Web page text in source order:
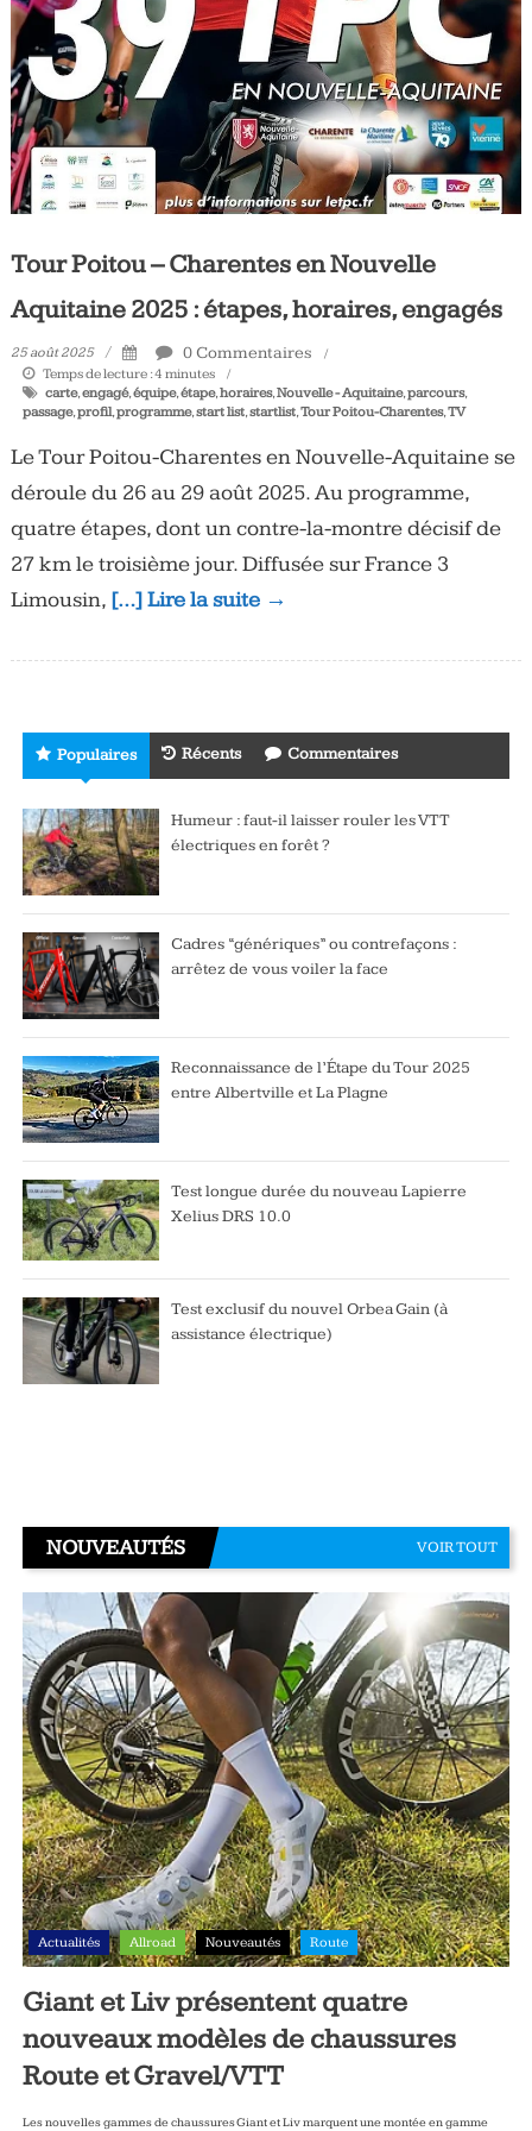
Tous
les
jours,
votre
actualité
vélo
et
triathlon
Tour Poitou – Charentes en Nouvelle
Aquitaine 2025 : étapes, horaires, engagés
25 août 2025 0 Commentaires
Temps de lecture :4 minutes
carte,engagé,équipe,étape,horaires,Nouvelle - Aquitaine,parcours,
passage,profil,programme,start list,startlist,Tour Poitou-Charentes,TV
Le Tour Poitou-Charentes en Nouvelle-Aquitaine se
déroule du 26 au 29 août 2025. Au programme,
quatre étapes, dont un contre-la-montre décisif de
27 km le troisième jour. Diffusée sur France 3
Limousin, […] Lire la suite →
Populaires Récents Commentaires
Humeur : faut-il laisser rouler les VTT
électriques en forêt ?
Cadres “génériques” ou contrefaçons :
arrêtez de vous voiler la face
Reconnaissance de l’Étape du Tour 2025
entre Albertville et La Plagne
Test longue durée du nouveau Lapierre
Xelius DRS 10.0
Test exclusif du nouvel Orbea Gain (à
assistance électrique)
NOUVEAUTÉS VOIR TOUT
Actualités Allroad Nouveautés Route
Giant et Liv présentent quatre
nouveaux modèles de chaussures
Route et Gravel/VTT
Les nouvelles gammes de chaussures Giant et Liv marquent une montée en gamme